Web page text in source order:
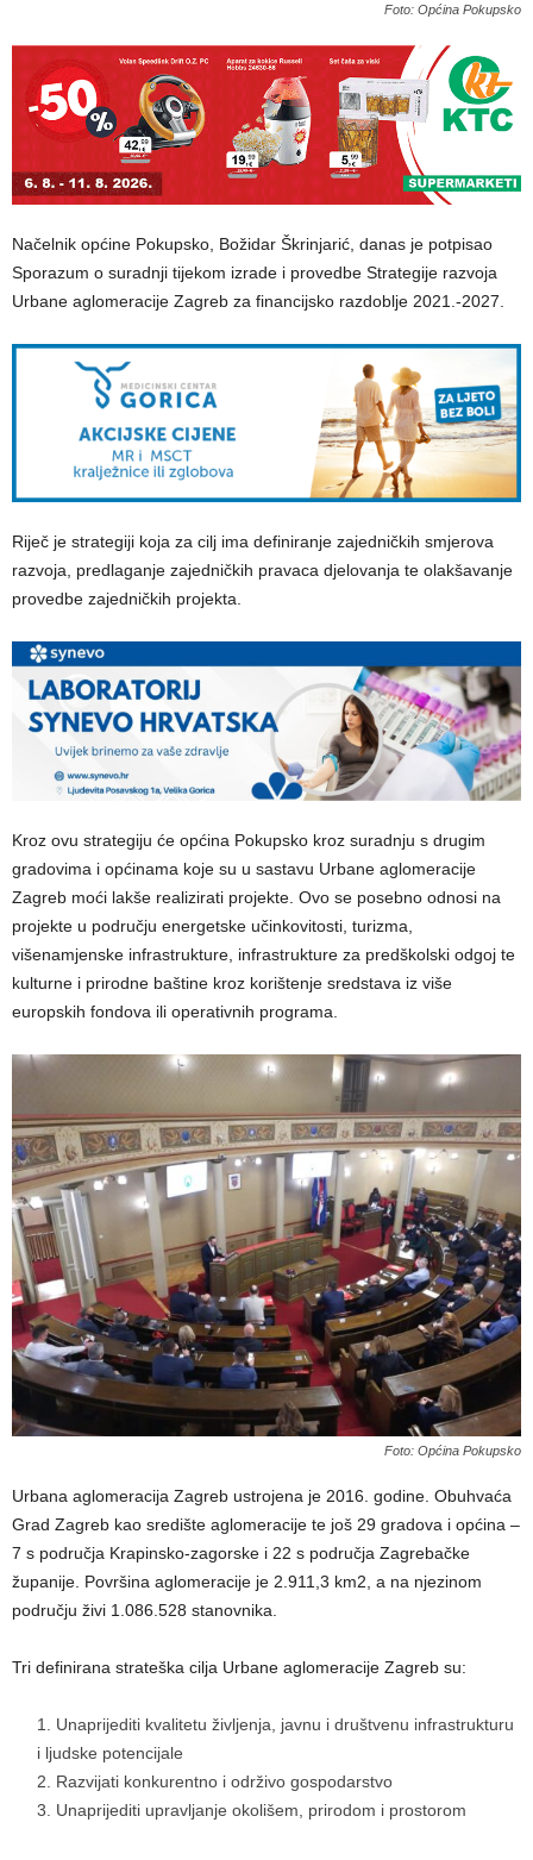
Foto: Općina Pokupsko
Načelnik općine Pokupsko, Božidar Škrinjarić, danas je potpisao
Sporazum o suradnji tijekom izrade i provedbe Strategije razvoja
Urbane aglomeracije Zagreb za financijsko razdoblje 2021.-2027.
Riječ je strategiji koja za cilj ima definiranje zajedničkih smjerova
razvoja, predlaganje zajedničkih pravaca djelovanja te olakšavanje
provedbe zajedničkih projekta.
Kroz ovu strategiju će općina Pokupsko kroz suradnju s drugim
gradovima i općinama koje su u sastavu Urbane aglomeracije
Zagreb moći lakše realizirati projekte. Ovo se posebno odnosi na
projekte u području energetske učinkovitosti, turizma,
višenamjenske infrastrukture, infrastrukture za predškolski odgoj te
kulturne i prirodne baštine kroz korištenje sredstava iz više
europskih fondova ili operativnih programa.
Foto: Općina Pokupsko
Urbana aglomeracija Zagreb ustrojena je 2016. godine. Obuhvaća
Grad Zagreb kao središte aglomeracije te još 29 gradova i općina –
7 s područja Krapinsko-zagorske i 22 s područja Zagrebačke
županije. Površina aglomeracije je 2.911,3 km2, a na njezinom
području živi 1.086.528 stanovnika.
Tri definirana strateška cilja Urbane aglomeracije Zagreb su:
Unaprijediti kvalitetu življenja, javnu i društvenu infrastrukturu
i ljudske potencijale
Razvijati konkurentno i održivo gospodarstvo
Unaprijediti upravljanje okolišem, prirodom i prostorom